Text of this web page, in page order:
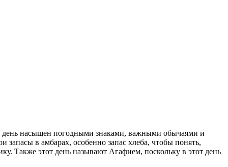
день насыщен погодными знаками, важными обычаями и
в амбарах, особенно запас хлеба, чтобы понять,
Также этот день называют Агафием, поскольку в этот день